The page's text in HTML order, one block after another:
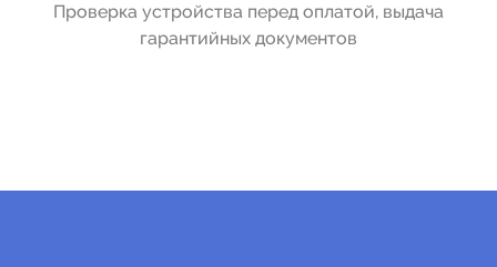
Проверка устройства перед оплатой, выдача
гарантийных документов